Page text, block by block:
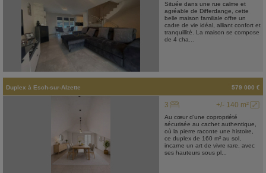
Située dans une rue calme et
agréable de Differdange, cette
belle maison familiale offre un
cadre de vie idéal, alliant confort et
tranquillité. La maison se compose
de 4 cha...
Duplex à Esch-sur-Alzette 579 000 €
+/- 140 m²
3
Au cœur d’une copropriété
sécurisée au cachet authentique,
où la pierre raconte une histoire,
ce duplex de 160 m² au sol,
incarne un art de vivre rare, avec
ses hauteurs sous pl...